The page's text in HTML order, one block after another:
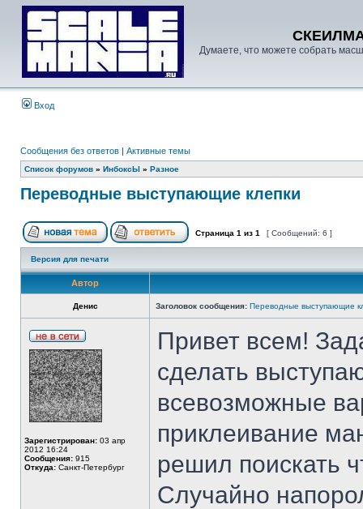
Думаете, что можете собрать
Вход
Сообщения без ответов | Активные темы
Список форумов » ИнбоксЫ » Разное
Переводные выступающие клепки
Страница 1 из 1 [ Сообщений: 6 ]
Версия для печати
Автор
Денис Заголовок сообщения: Переводные выступающие
Зарегистрирован: 03 апр
2012 16:24
Сообщения: 915
Откуда: Санкт-Петербург
Привет всем!
сделать
всевозможные
приклеивание
решил поискать
Случайно